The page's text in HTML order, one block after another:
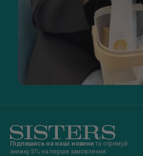
Підпишись на наші новини та отримуй
знижку 5% на перше замовлення